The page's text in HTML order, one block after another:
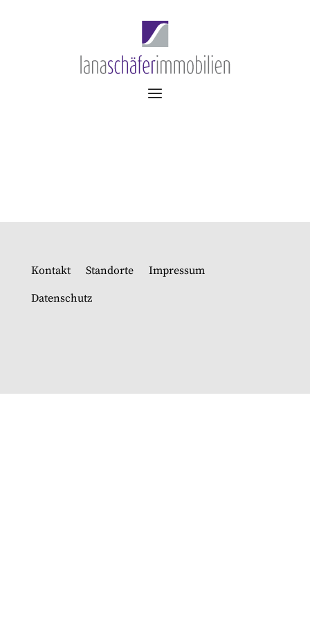
Kontakt Standorte
Impressum
Datenschutz